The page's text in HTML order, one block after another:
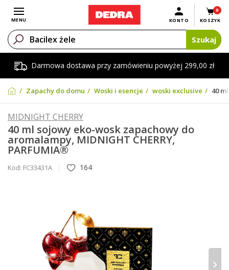
Darmowa dostawa przy zamówieniu powyżej 299,00 zł
Otwórz menu
MENU
0
KOSZYK
KONTO
Szukaj
Zapachy do domu Woski i esencje woski exclusive 40
MIDNIGHT CHERRY
40 ml sojowy eko-wosk zapachowy do
aromalampy, MIDNIGHT CHERRY,
PARFUMIA®
Kod: FC33431A 164
›